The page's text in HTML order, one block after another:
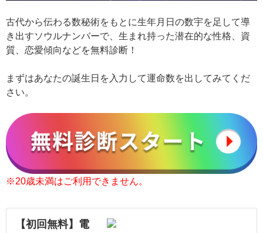
古代から伝わる数秘術をもとに生年月日の数宇を足して導
き出すソウルナンバーで、生まれ持った潜在的な性格、資
質、恋愛傾向などを無料診断！
まずはあなたの誕生日を入力して運命数を出してみてくだ
さい。
※20歳未満はご利用できません。
【初回無料】電